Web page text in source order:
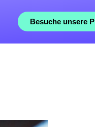
Besuche unsere